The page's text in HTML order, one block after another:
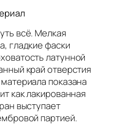
всё. Мелкая
гладкие фаски
латунной
край отверстия
показана
как лакированная
выступает
партией.